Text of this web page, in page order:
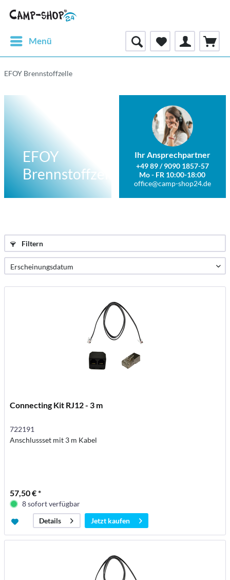
Menü
EFOY Brennstoffzelle
EFOY
Brennstoffzelle
Ihr Ansprechpartner
+49 89 / 9090 1857-57
Mo - FR 10:00-18:00
office@camp-shop24.de
Filtern
Connecting Kit RJ12 - 3 m
722191
Anschlussset mit 3 m Kabel
57,50 € *
8 sofort verfügbar
Details
Jetzt kaufen